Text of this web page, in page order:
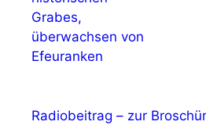
Radiobeitrag – zur